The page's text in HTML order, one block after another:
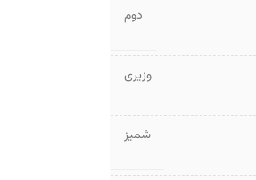
دوم
وزیری
شمیز